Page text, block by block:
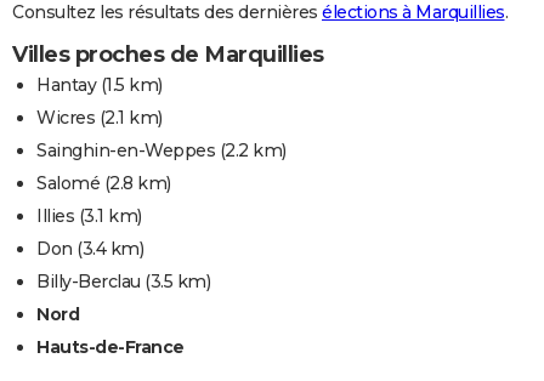
Consultez les résultats des dernières élections à Marquillies.
Villes proches de Marquillies
Hantay(1.5 km)
Wicres (2.1 km)
Sainghin-en-Weppes (2.2 km)
Salomé (2.8 km)
Illies (3.1 km)
Don (3.4 km)
Billy-Berclau (3.5 km)
Nord
Hauts-de-France